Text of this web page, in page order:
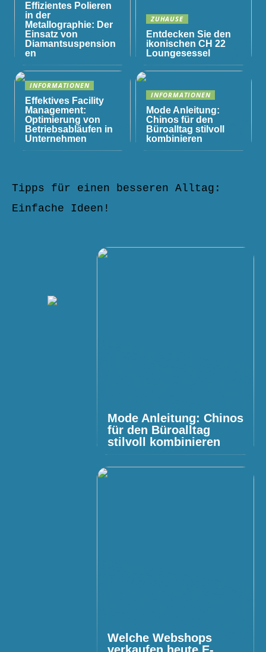
Effizientes Polieren
in der
Metallographie: Der
Einsatz von
Diamantsuspension
en
ZUHAUSE
Entdecken Sie den
ikonischen CH 22
Loungesessel
INFORMATIONEN
Effektives Facility
Management:
Optimierung von
Betriebsabläufen in
Unternehmen
INFORMATIONEN
Mode Anleitung:
Chinos für den
Büroalltag stilvoll
kombinieren
Tipps für einen besseren Alltag:
Einfache Ideen!
Mode Anleitung: Chinos
für den Büroalltag
stilvoll kombinieren
Welche Webshops